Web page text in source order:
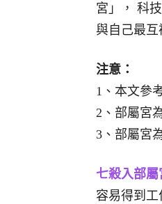
宮」， 科
與自己最互
注意：
1、本文參
2、部屬宮
3、部屬宮
七殺入部屬
容易得到